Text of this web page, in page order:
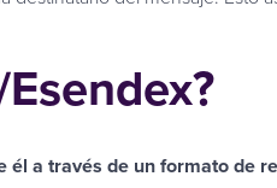
él a través de un formato de